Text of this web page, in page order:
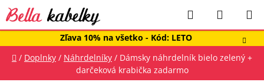
Prejsť
na
obsah
Zľava 10% na všetko - Kód: LETO
Hľadať
KOŠÍK
Domov
/ Doplnky / Náhrdelníky / Dámsky náhrdelník bielo zelený +
darčeková krabička zadarmo